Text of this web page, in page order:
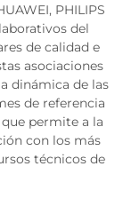
PHILIPS
del
de calidad e
asociaciones
dinámica de las
de referencia
permite a la
con los más
técnicos de